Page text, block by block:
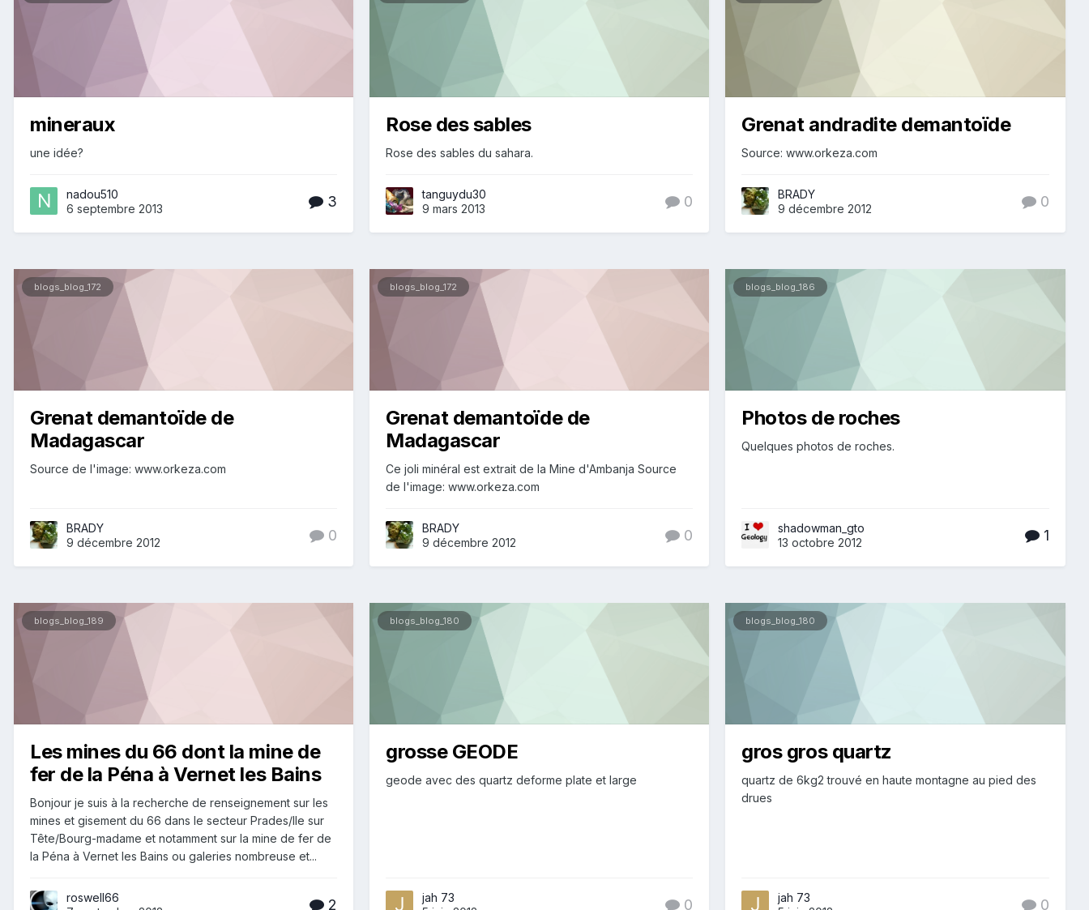
mineraux
une idée?
nadou510
6 septembre 2013
3
Rose des sables
Rose des sables du sahara.
tanguydu30
9 mars 2013
0
Grenat andradite demantoïde
Source: www.orkeza.com
BRADY
9 décembre 2012
0
blogs_blog_172
Grenat demantoïde de
Madagascar
Source de l'image: www.orkeza.com
BRADY
9 décembre 2012
0
blogs_blog_172
Grenat demantoïde de
Madagascar
Ce joli minéral est extrait de la Mine d'Ambanja Source
de l'image: www.orkeza.com
BRADY
9 décembre 2012
0
blogs_blog_186
Photos de roches
Quelques photos de roches.
shadowman_gto
13 octobre 2012
1
blogs_blog_189
Les mines du 66 dont la mine de
fer de la Péna à Vernet les Bains
Bonjour je suis à la recherche de renseignement sur les
mines et gisement du 66 dans le secteur Prades/Ile sur
Tête/Bourg-madame et notamment sur la mine de fer de
la Péna à Vernet les Bains ou galeries nombreuse et...
roswell66
2
blogs_blog_180
grosse GEODE
geode avec des quartz deforme plate et large
jah 73
0
blogs_blog_180
gros gros quartz
quartz de 6kg2 trouvé en haute montagne au pied des
drues
jah 73
0